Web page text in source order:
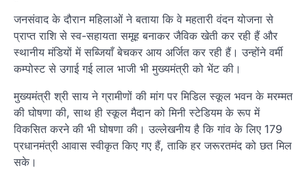
जनसंवाद के दौरान महिलाओं ने बताया कि वे महतारी वंदन योजना से
प्राप्त राशि से स्व-सहायता समूह बनाकर जैविक खेती कर रही हैं और
स्थानीय मंडियों में सब्जियाँ बेचकर आय अर्जित कर रही हैं। उन्होंने वर्मी
कम्पोस्ट से उगाई गई लाल भाजी भी मुख्यमंत्री को भेंट की।
मुख्यमंत्री श्री साय ने ग्रामीणों की मांग पर मिडिल स्कूल भवन के मरम्मत
की घोषणा की, साथ ही स्कूल मैदान को मिनी स्टेडियम के रूप में
विकसित करने की भी घोषणा की। उल्लेखनीय है कि गांव के लिए 179
प्रधानमंत्री आवास स्वीकृत किए गए हैं, ताकि हर जरूरतमंद को छत मिल
सके।